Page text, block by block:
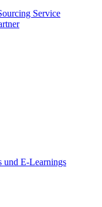
Service
und E-Learnings